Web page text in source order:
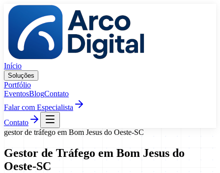
Pular para o conteúdo
Início
Soluções
Portfólio
EventosBlogContato
Falar com Especialista
Contato
gestor de tráfego em Bom Jesus do Oeste-SC
Gestor de Tráfego em Bom Jesus do
Oeste-SC